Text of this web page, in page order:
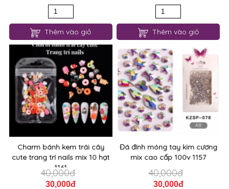
Thêm vào giỏ Thêm vào giỏ
Charm bánh kem trái cây
cute trang trí nails mix 10 hạt
1161
40,000đ
30,000đ
Đá đính móng tay kim cương
mix cao cấp 100v 1157
40,000đ
30,000đ